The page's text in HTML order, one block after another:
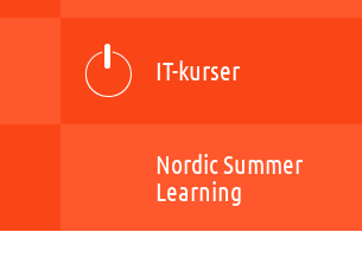
IT-kurser
Nordic Summer
Learning